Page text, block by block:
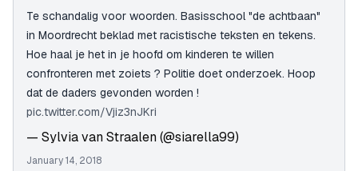
Te schandalig voor woorden. Basisschool "de achtbaan"
in Moordrecht beklad met racistische teksten en tekens.
Hoe haal je het in je hoofd om kinderen te willen
confronteren met zoiets ? Politie doet onderzoek. Hoop
dat de daders gevonden worden !
pic.twitter.com/Vjiz3nJKri
— Sylvia van Straalen (@siarella99)
January 14, 2018